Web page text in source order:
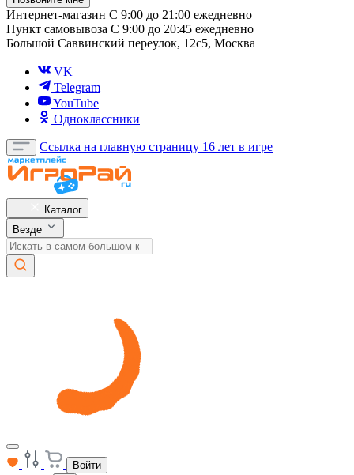
Интернет-магазин С 9:00 до 21:00 ежедневно
Пункт самовывоза С 9:00 до 20:45 ежедневно
Большой Саввинский переулок, 12с5, Москва
VK
Telegram
YouTube
Одноклассники
Ссылка на главную страницу 16 лет в игре
Каталог
Везде
Войти